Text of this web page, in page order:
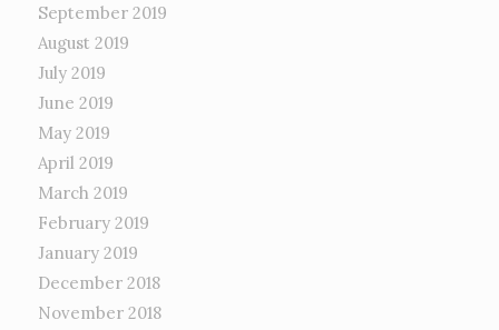
September 2019
August 2019
July 2019
June 2019
May 2019
April 2019
March 2019
February 2019
January 2019
December 2018
November 2018